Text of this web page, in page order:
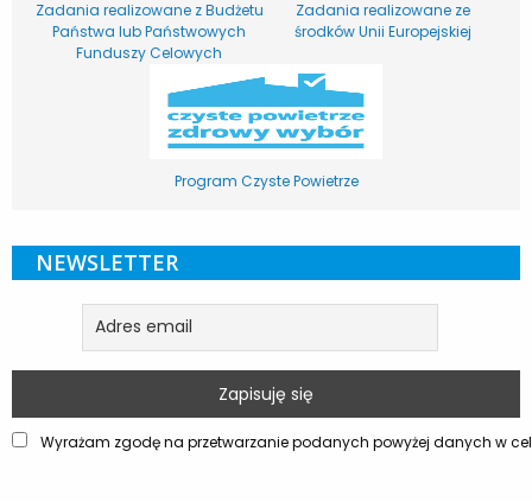
Zadania realizowane z Budżetu
Państwa lub Państwowych
Funduszy Celowych
Zadania realizowane ze
środków Unii Europejskiej
Program Czyste Powietrze
NEWSLETTER
Wyrażam zgodę na przetwarzanie podanych powyżej danych w